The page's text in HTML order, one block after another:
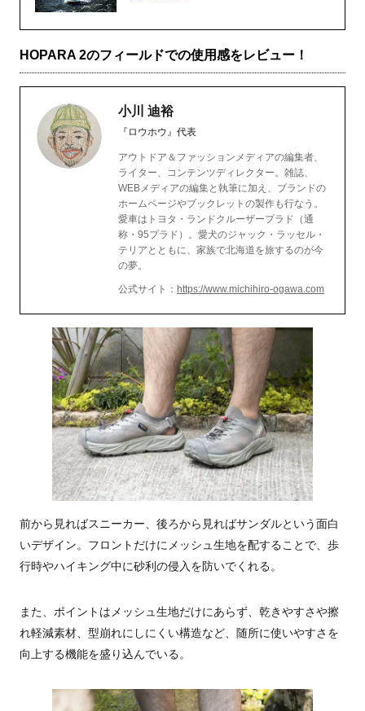
HOPARA 2のフィールドでの使用感をレビュー！
小川 迪裕
『ロウホウ』代表
アウトドア＆ファッションメディアの編集者、
ライター、コンテンツディレクター。雑誌、
WEBメディアの編集と執筆に加え、ブランドの
ホームページやブックレットの製作も行なう。
愛車はトヨタ・ランドクルーザープラド（通
称・95プラド）。愛犬のジャック・ラッセル・
テリアとともに、家族で北海道を旅するのが今
の夢。
公式サイト： https://www.michihiro-ogawa.com
前から見ればスニーカー、後ろから見ればサンダルという面白
いデザイン。フロントだけにメッシュ生地を配することで、歩
行時やハイキング中に砂利の侵入を防いでくれる。
また、ポイントはメッシュ生地だけにあらず、乾きやすさや擦
れ軽減素材、型崩れにしにくい構造など、随所に使いやすさを
向上する機能を盛り込んでいる。